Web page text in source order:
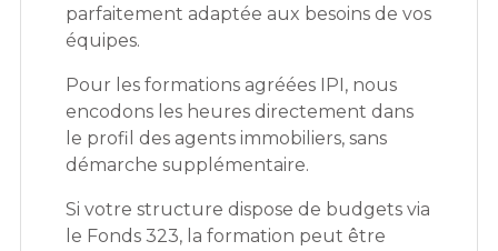
parfaitement adaptée aux besoins de vos
équipes.
Pour les formations agréées IPI, nous
encodons les heures directement dans
le profil des agents immobiliers, sans
démarche supplémentaire.
Si votre structure dispose de budgets via
le Fonds 323, la formation peut être